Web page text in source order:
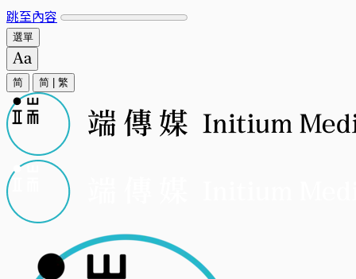
跳至內容
選單
简 简 繁